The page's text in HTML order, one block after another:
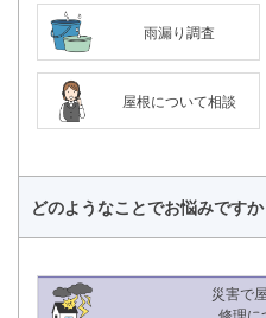
雨漏り調査
屋根について相談
どのようなことでお悩みですか
災害で